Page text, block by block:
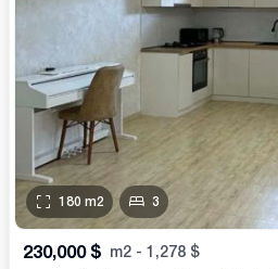
180 m2 3
230,000 $ m2 - 1,278 $